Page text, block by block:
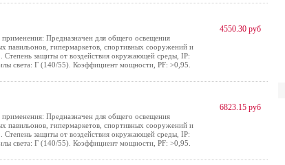
Предназначен для общего освещения
павильонов, гипермаркетов, спортивных сооружений и
защиты от воздействия окружающей среды, IP:
света: Г (140/55). Коэффициент мощности, PF: >0,95.
4550.30 руб
Предназначен для общего освещения
павильонов, гипермаркетов, спортивных сооружений и
защиты от воздействия окружающей среды, IP:
света: Г (140/55). Коэффициент мощности, PF: >0,95.
6823.15 руб